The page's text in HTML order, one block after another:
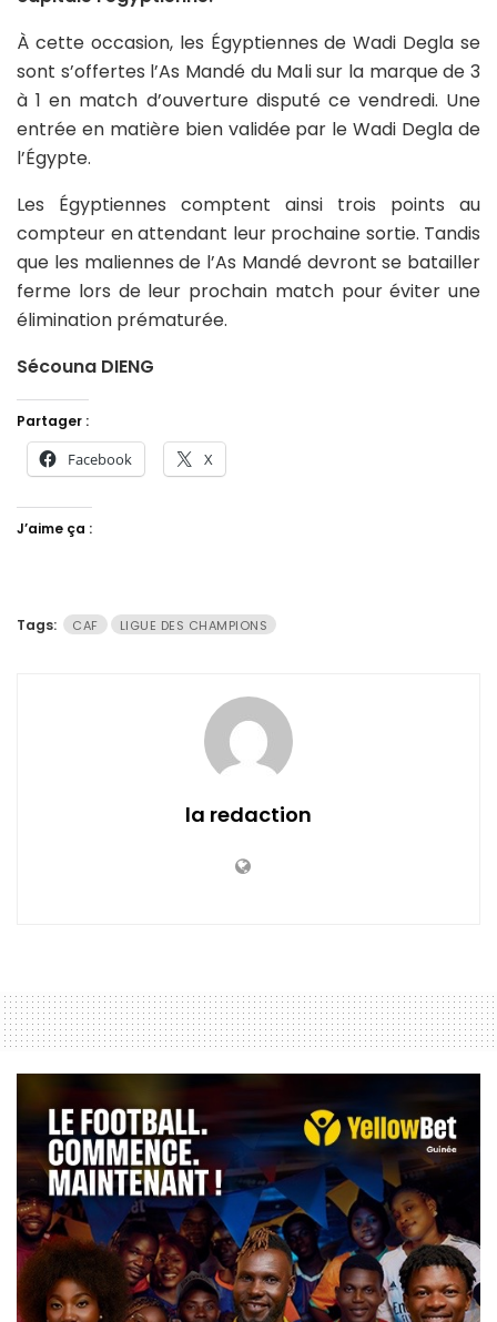
À cette occasion, les Égyptiennes de Wadi Degla se
sont s’offertes l’As Mandé du Mali sur la marque de 3
à 1 en match d’ouverture disputé ce vendredi. Une
entrée en matière bien validée par le Wadi Degla de
l’Égypte.
Les Égyptiennes comptent ainsi trois points au
compteur en attendant leur prochaine sortie. Tandis
que les maliennes de l’As Mandé devront se batailler
ferme lors de leur prochain match pour éviter une
élimination prématurée.
Sécouna DIENG
Partager :
Facebook X
J’aime ça :
Tags: CAF LIGUE DES CHAMPIONS
la redaction